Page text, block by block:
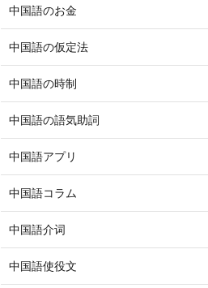
中国語のお金
中国語の仮定法
中国語の時制
中国語の語気助詞
中国語アプリ
中国語コラム
中国語介词
中国語使役文